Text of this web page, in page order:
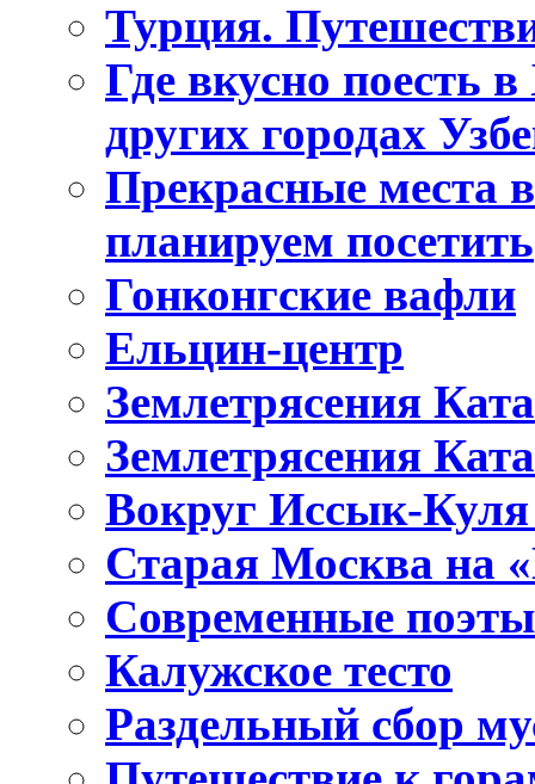
Турция.
Где вкусно поесть
других городах
Прекрасные места
планируем посетить
Гонконгские вафли
Ельцин-центр
Землетрясения
Землетрясения
Вокруг Иссык-
Старая Москва на
Современные
Калужское тесто
Раздельный сбор